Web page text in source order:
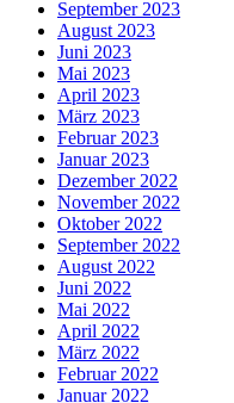
September 2023
August 2023
Juni 2023
Mai 2023
April 2023
März 2023
Februar 2023
Januar 2023
Dezember 2022
November 2022
Oktober 2022
September 2022
August 2022
Juni 2022
Mai 2022
April 2022
März 2022
Februar 2022
Januar 2022